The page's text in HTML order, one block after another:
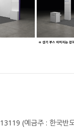
(예금주 : 한국반